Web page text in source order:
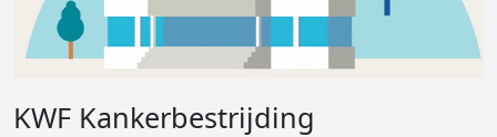
KWF Kankerbestrijding